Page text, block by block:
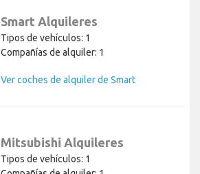
Smart Alquileres
Tipos de vehículos: 1
Compañías de alquiler: 1
Ver coches de alquiler de Smart
Mitsubishi Alquileres
Tipos de vehículos: 1